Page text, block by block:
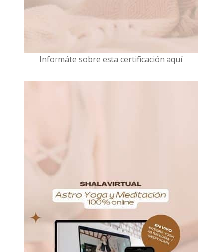
Informáte sobre esta certificación aquí